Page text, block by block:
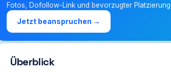
Fotos, Dofollow-Link und bevorzugter
Jetzt beanspruchen →
Überblick